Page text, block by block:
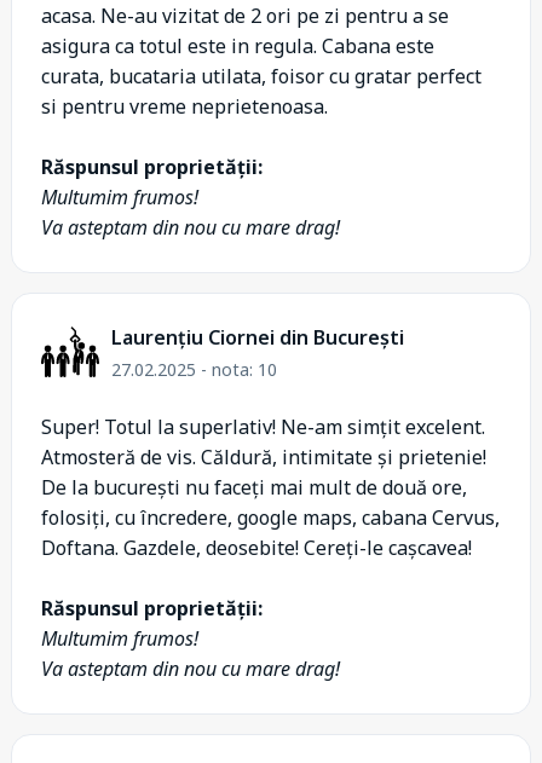
acasa. Ne-au vizitat de 2 ori pe zi pentru a se
asigura ca totul este in regula. Cabana este
curata, bucataria utilata, foisor cu gratar perfect
si pentru vreme neprietenoasa.
Răspunsul proprietății:
Multumim frumos!
Va asteptam din nou cu mare drag!
Laurențiu Ciornei din București
27.02.2025 - nota: 10
Super! Totul la superlativ! Ne-am simțit excelent.
Atmosteră de vis. Căldură, intimitate și prietenie!
De la bucurești nu faceți mai mult de două ore,
folosiți, cu încredere, google maps, cabana Cervus,
Doftana. Gazdele, deosebite! Cereți-le cașcavea!
Răspunsul proprietății:
Multumim frumos!
Va asteptam din nou cu mare drag!